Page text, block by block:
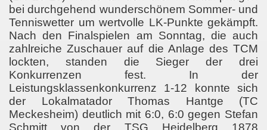
bei durchgehend wunderschönem Sommer- und
Tenniswetter um wertvolle LK-Punkte gekämpft.
Nach den Finalspielen am Sonntag, die auch
zahlreiche Zuschauer auf die Anlage des TCM
lockten, standen die Sieger der drei
Konkurrenzen fest. In der
Leistungsklassenkonkurrenz 1-12 konnte sich
der Lokalmatador Thomas Hantge (TC
Meckesheim) deutlich mit 6:0, 6:0 gegen Stefan
Schmitt von der TSG Heidelberg 1878